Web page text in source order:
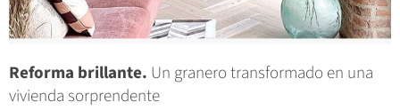
Reforma brillante. Un granero transformado en una
vivienda sorprendente